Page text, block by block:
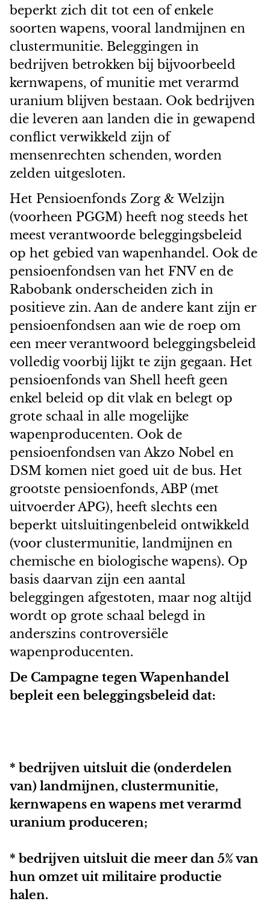
beperkt zich dit tot een of enkele
soorten wapens, vooral landmijnen en
clustermunitie. Beleggingen in
bedrijven betrokken bij bijvoorbeeld
kernwapens, of munitie met verarmd
uranium blijven bestaan. Ook bedrijven
die leveren aan landen die in gewapend
conflict verwikkeld zijn of
mensenrechten schenden, worden
zelden uitgesloten.
Het Pensioenfonds Zorg & Welzijn
(voorheen PGGM) heeft nog steeds het
meest verantwoorde beleggingsbeleid
op het gebied van wapenhandel. Ook de
pensioenfondsen van het FNV en de
Rabobank onderscheiden zich in
positieve zin. Aan de andere kant zijn er
pensioenfondsen aan wie de roep om
een meer verantwoord beleggingsbeleid
volledig voorbij lijkt te zijn gegaan. Het
pensioenfonds van Shell heeft geen
enkel beleid op dit vlak en belegt op
grote schaal in alle mogelijke
wapenproducenten. Ook de
pensioenfondsen van Akzo Nobel en
DSM komen niet goed uit de bus. Het
grootste pensioenfonds, ABP (met
uitvoerder APG), heeft slechts een
beperkt uitsluitingenbeleid ontwikkeld
(voor clustermunitie, landmijnen en
chemische en biologische wapens). Op
basis daarvan zijn een aantal
beleggingen afgestoten, maar nog altijd
wordt op grote schaal belegd in
anderszins controversiële
wapenproducenten.
De Campagne tegen Wapenhandel
bepleit een beleggingsbeleid dat:
* bedrijven uitsluit die (onderdelen
van) landmijnen, clustermunitie,
kernwapens en wapens met verarmd
uranium produceren;
* bedrijven uitsluit die meer dan 5% van
hun omzet uit militaire productie
halen.